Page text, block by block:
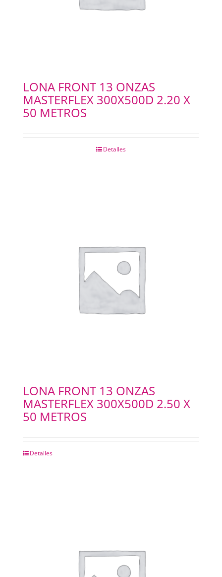
LONA FRONT 13 ONZAS
MASTERFLEX 300X500D 2.20 X
50 METROS
Detalles
LONA FRONT 13 ONZAS
MASTERFLEX 300X500D 2.50 X
50 METROS
Detalles